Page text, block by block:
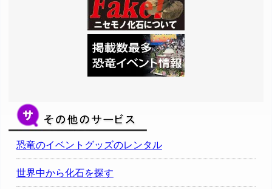
恐竜のイベントグッズのレンタル
世界中から化石を探す